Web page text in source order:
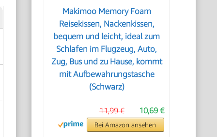
Makimoo Memory Foam
Reisekissen, Nackenkissen,
bequem und leicht, ideal zum
Schlafen im Flugzeug, Auto,
Zug, Bus und zu Hause, kommt
mit Aufbewahrungstasche
(Schwarz)
10,69 €
11,99 €
Bei Amazon ansehen